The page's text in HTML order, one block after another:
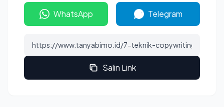
WhatsApp Telegram
Salin Link